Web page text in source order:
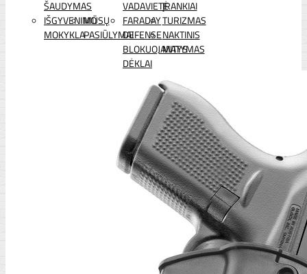
ŠAUDYMAS
VADAVIETĖĮRANKIAI
IŠGYVENIMO
MOKYKLA
MŪSŲ
PASIŪLYMAI
FARADAY
DEFENSE
BLOKUOJANTYS
DĖKLAI
TURIZMAS
NAKTINIS
MATYMAS